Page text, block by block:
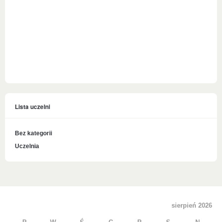
Lista uczelni
Bez kategorii
Uczelnia
sierpień 2026